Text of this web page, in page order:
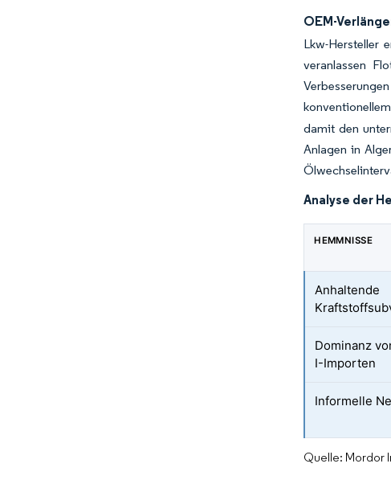
OEM-
Lkw-Hersteller
veranlassen
damit den
Anlagen in
Analyse der
HEMMNISSE
Anhaltende
Dominanz
I-Importen
Informelle
Quelle: Mordor